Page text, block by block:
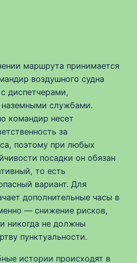
маршрута принимается
воздушного судна
диспетчерами,
службами.
командир несет
за
поэтому при любых
посадки он обязан
то есть
вариант. Для
дополнительные часы в
— снижение рисков,
никогда не должны
пунктуальности.
истории происходят в